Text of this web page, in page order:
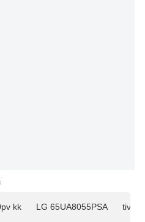
kk LG 65UA8055PSA tivi